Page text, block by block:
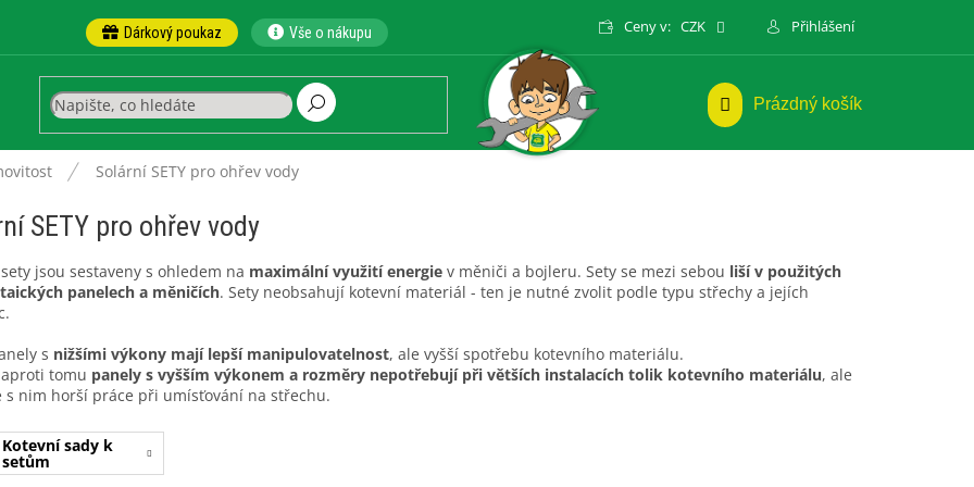
Ceny v: CZK Přihlášení
NÁKUPNÍ
Prázdný košík
Dárkový poukaz Vše o nákupu
Solární SETY pro ohřev vody
SETY pro ohřev vody
jsou sestaveny s ohledem na maximální využití energie v měniči a bojleru. Sety se mezi sebou liší v použitých
panelech a měničích. Sety neobsahují kotevní materiál - ten je nutné zvolit podle typu střechy a jejích
s nižšími výkony mají lepší manipulovatelnost, ale vyšší spotřebu kotevního materiálu.
tomu panely s vyšším výkonem a rozměry nepotřebují při větších instalacích tolik kotevního materiálu, ale
s nim horší práce při umísťování na střechu.
Kotevní sady k
setům